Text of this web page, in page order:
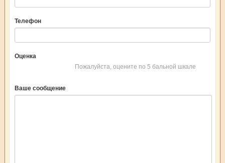
Телефон
Оценка
Пожалуйста, оцените по 5 бальной шкале
Ваше сообщение